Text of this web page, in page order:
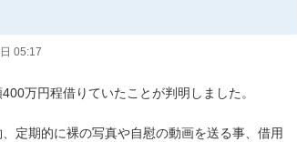
05:17
万円程借りていたことが判明しました。
定期的に裸の写真や自慰の動画を送る事、借用